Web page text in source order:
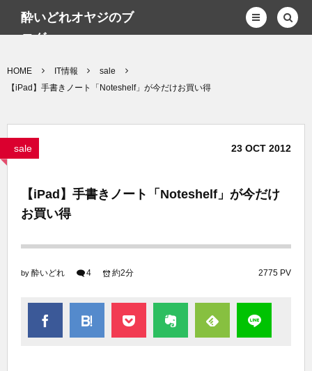
酔いどれオヤジのブ
ログwp
HOME IT情報
sale
【iPad】手書きノート「Noteshelf」が今だけお買い得
sale 23 OCT 2012
【iPad】手書きノート「Noteshelf」が今だけ
お買い得
by 酔いどれ 4 2775 PV
約2分